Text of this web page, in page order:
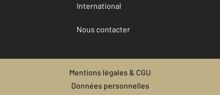
International
Nous contacter
Mentions légales & CGU
Données personnelles